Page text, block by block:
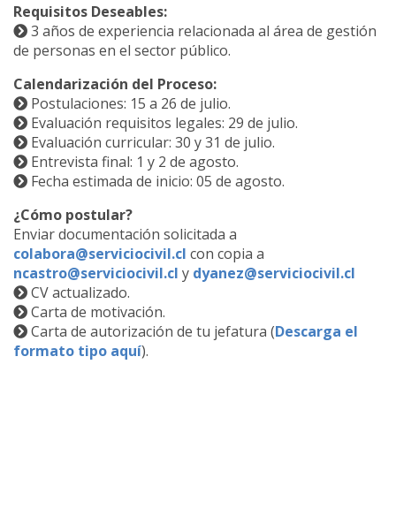
Requisitos Deseables:
3 años de experiencia relacionada al área de gestión
de personas en el sector público.
Calendarización del Proceso:
Postulaciones: 15 a 26 de julio.
Evaluación requisitos legales: 29 de julio.
Evaluación curricular: 30 y 31 de julio.
Entrevista final: 1 y 2 de agosto.
Fecha estimada de inicio: 05 de agosto.
¿Cómo postular?
Enviar documentación solicitada a
colabora@serviciocivil.cl con copia a
ncastro@serviciocivil.cl y dyanez@serviciocivil.cl
CV actualizado.
Carta de motivación.
Carta de autorización de tu jefatura (Descarga el
formato tipo aquí).